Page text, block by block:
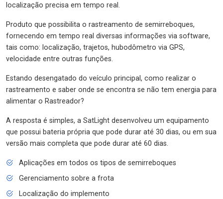
localização precisa em tempo real.
Produto que possibilita o rastreamento de semirreboques,
fornecendo em tempo real diversas informações via software,
tais como: localização, trajetos, hubodômetro via GPS,
velocidade entre outras funções.
Estando desengatado do veículo principal, como realizar o
rastreamento e saber onde se encontra se não tem energia para
alimentar o Rastreador?
A resposta é simples, a SatLight desenvolveu um equipamento
que possui bateria própria que pode durar até 30 dias, ou em sua
versão mais completa que pode durar até 60 dias.
Aplicações em todos os tipos de semirreboques
Gerenciamento sobre a frota
Localização do implemento